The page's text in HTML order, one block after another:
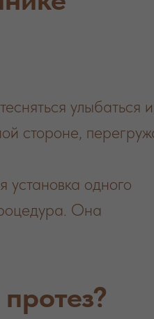
улыбаться и
стороне,
одного
Она